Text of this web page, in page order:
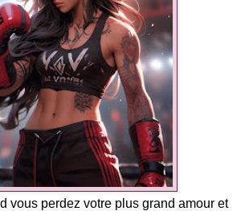
vous perdez votre plus grand amour et